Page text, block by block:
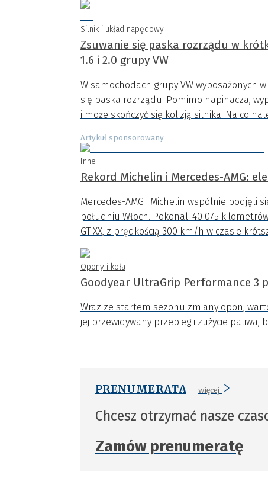
Silnik i układ napędowy
Zsuwanie się paska rozrządu w
1.6 i 2.0 grupy VW
W samochodach grupy VW wyposażonych
się paska rozrządu. Pomimo napinacza,
i może skończyć się kolizją silnika. Na co
Artykuł sponsorowany
Inne
Rekord Michelin i Mercedes-AMG:
Mercedes-AMG i Michelin wspólnie podjęli
południu Włoch. Pokonali 40 075
GT XX, z prędkością 300 km/h w czasie
Opony i koła
Goodyear UltraGrip Performance 3
Wraz ze startem sezonu zmiany opon,
jej przewidywany przebieg i zużycie paliwa,
PRENUMERATA więcej
Chcesz otrzymać nasze
Zamów prenumeratę